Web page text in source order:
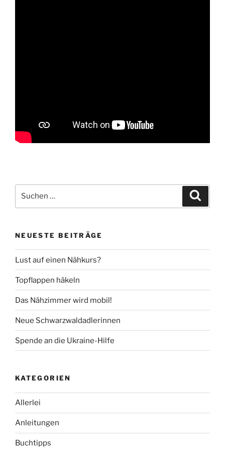
nach:
NEUESTE BEITRÄGE
Lust auf einen Nähkurs?
Topflappen häkeln
Das Nähzimmer wird mobil!
Neue Schwarzwaldadlerinnen
Spende an die Ukraine-Hilfe
KATEGORIEN
Allerlei
Anleitungen
Buchtipps